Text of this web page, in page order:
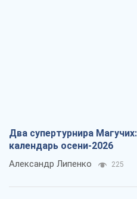
Два супертурнира
календарь осени-2026
Александр Липенко 225